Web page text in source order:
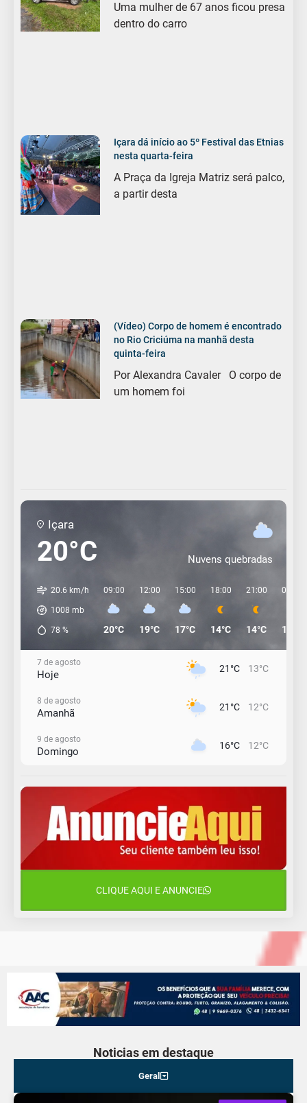
Uma mulher de 67 anos ficou presa
dentro do carro
Içara dá início ao 5º Festival das Etnias
nesta quarta-feira
A Praça da Igreja Matriz será palco,
a partir desta
(Vídeo) Corpo de homem é encontrado
no Rio Criciúma na manhã desta
quinta-feira
Por Alexandra Cavaler O corpo de
um homem foi
Içara
20°C Nuvens quebradas
20.6 km/h
1008 mb
78 %
09:00
20°C
12:00
19°C
15:00
17°C
18:00
14°C
21:00
14°C
00:00
13°C
7 de agosto
Hoje 21°C 13°C
8 de agosto
Amanhã 21°C 12°C
9 de agosto
Domingo 16°C 12°C
Segunda-Feira
11 de agosto
Terça-Feira
CLIQUE AQUI E ANUNCIE
Noticias em destaque
Geral